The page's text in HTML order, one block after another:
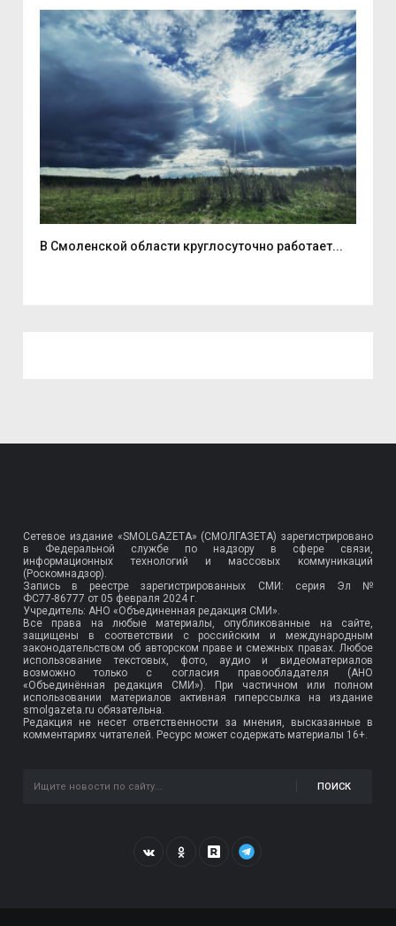
В Смоленской области круглосуточно работает...
Сетевое издание «SMOLGAZETA» (СМОЛГАЗЕТА) зарегистрировано
в Федеральной службе по надзору в сфере связи,
информационных технологий и массовых коммуникаций
(Роскомнадзор).
Запись в реестре зарегистрированных СМИ: серия Эл №
ФС77-86777 от 05 февраля 2024 г.
Учредитель: АНО «Объединенная редакция СМИ».
Все права на любые материалы, опубликованные на сайте,
защищены в соответствии с российским и международным
законодательством об авторском праве и смежных правах. Любое
использование текстовых, фото, аудио и видеоматериалов
возможно только с согласия правообладателя (АНО
«Объединённая редакция СМИ»). При частичном или полном
использовании материалов активная гиперссылка на издание
smolgazeta.ru обязательна.
Редакция не несет ответственности за мнения, высказанные в
комментариях читателей. Ресурс может содержать материалы 16+.
ПОИСК